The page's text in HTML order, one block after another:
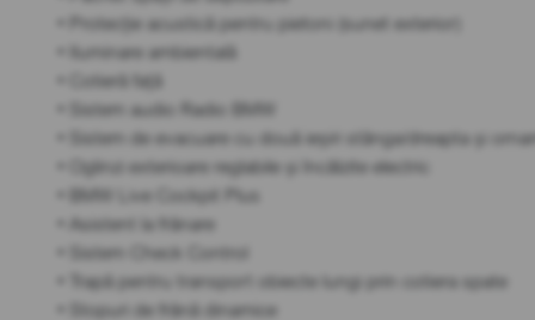
• Protecție acustică pentru pietoni (sunet exterior)
• Iluminare ambientală
• Cotieră față
• Sistem audio Radio BMW
• Sistem de evacuare cu două ieșiri stânga/dreapta și
• Oglinzi exterioare reglabile și încălzite electric
• BMW Live Cockpit Plus
• Asistent la frânare
• Sistem Check Control
• Trapă pentru transport obiecte lungi prin cotiera spate
• Stopuri de frână dinamice